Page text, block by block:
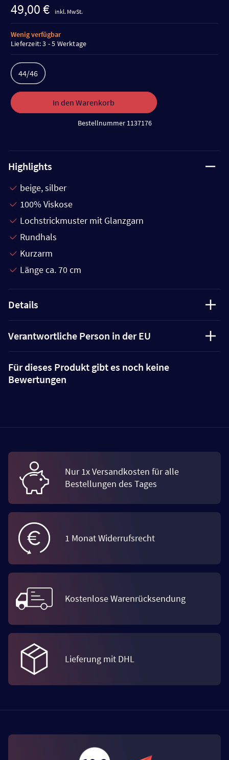
49,00 € inkl. MwSt.
44/46
In den Warenkorb
Bestellnummer 1137176
Wenig verfügbar
Lieferzeit: 3 - 5 Werktage
Highlights
beige, silber
100% Viskose
Lochstrickmuster mit Glanzgarn
Rundhals
Kurzarm
Länge ca. 70 cm
Details
Verantwortliche Person in der EU
Für dieses Produkt gibt es noch keine
Bewertungen
Nur 1x Versandkosten für alle
Bestellungen des Tages
1 Monat Widerrufsrecht
Kostenlose Warenrücksendung
Lieferung mit DHL